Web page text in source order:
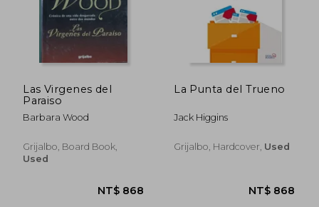
Las Virgenes del
Paraiso
Barbara Wood
Grijalbo, Board Book,
Used
La Punta del Trueno
Jack Higgins
Grijalbo, Hardcover, Used